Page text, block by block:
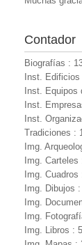
Contador
Biografías :
Inst.
Inst.
Inst.
Inst.
Tradiciones :
Img.
Img. Carteles
Img. Cuadros
Img. Dibujos
Img.
Img.
Img. Libros :